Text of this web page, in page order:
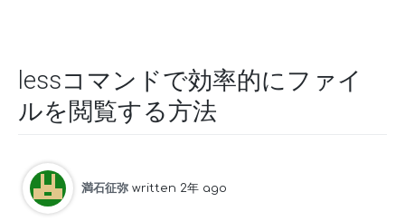
lessコマンドで効率的にファイ
ルを閲覧する方法
満石征弥 written 2年 ago